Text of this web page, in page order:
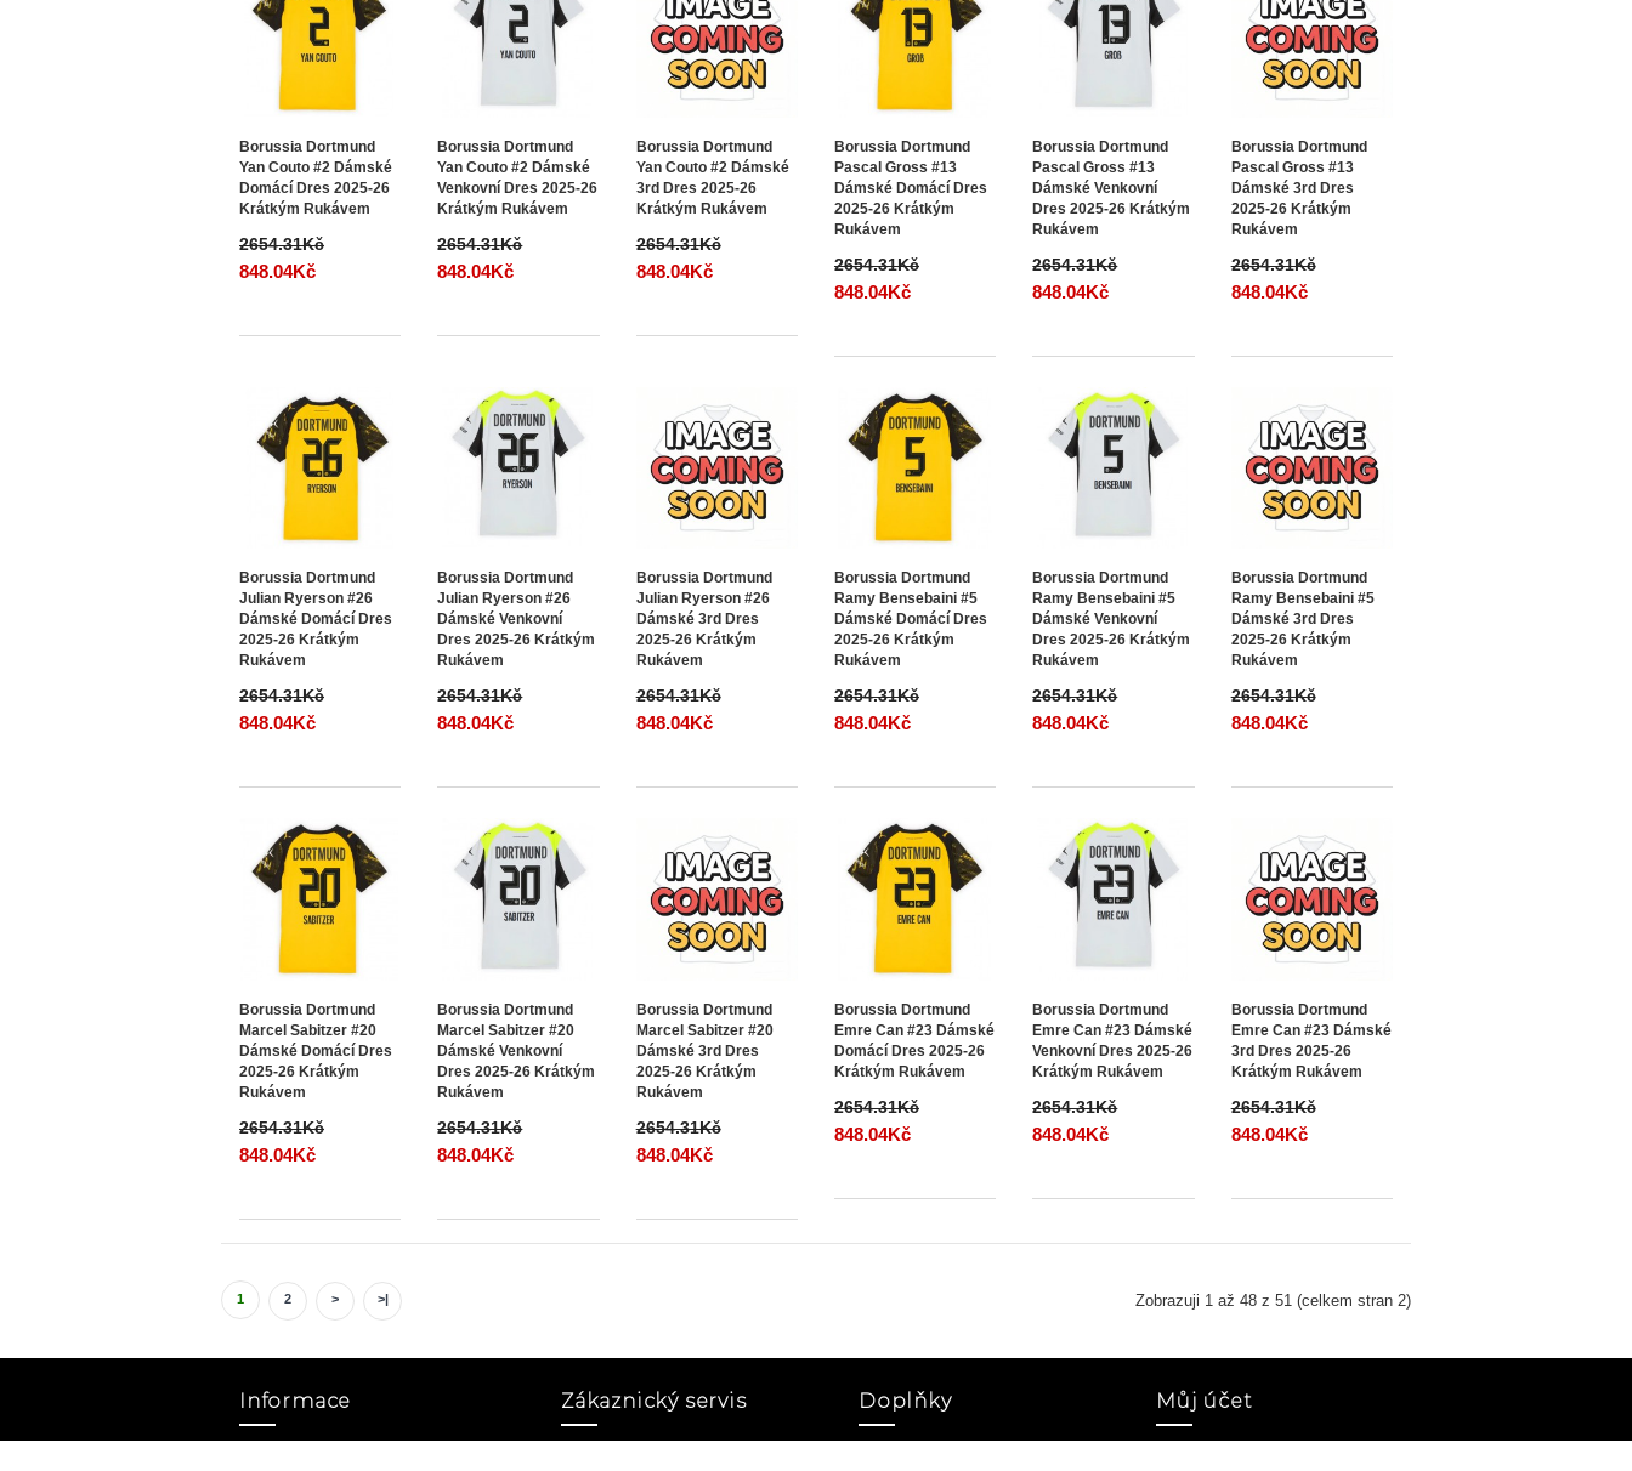
Borussia Dortmund
Yan Couto #2 Dámské
Domácí Dres 2025-26
Krátkým Rukávem
2654.31Kč
848.04Kč
Borussia Dortmund
Yan Couto #2 Dámské
Venkovní Dres 2025-26
Krátkým Rukávem
2654.31Kč
848.04Kč
Borussia Dortmund
Yan Couto #2 Dámské
3rd Dres 2025-26
Krátkým Rukávem
2654.31Kč
848.04Kč
Borussia Dortmund
Pascal Gross #13
Dámské Domácí Dres
2025-26 Krátkým
Rukávem
2654.31Kč
848.04Kč
Borussia Dortmund
Pascal Gross #13
Dámské Venkovní
Dres 2025-26 Krátkým
Rukávem
2654.31Kč
848.04Kč
Borussia Dortmund
Pascal Gross #13
Dámské 3rd Dres
2025-26 Krátkým
Rukávem
2654.31Kč
848.04Kč
Borussia Dortmund
Julian Ryerson #26
Dámské Domácí Dres
2025-26 Krátkým
Rukávem
2654.31Kč
848.04Kč
Borussia Dortmund
Julian Ryerson #26
Dámské Venkovní
Dres 2025-26 Krátkým
Rukávem
2654.31Kč
848.04Kč
Borussia Dortmund
Julian Ryerson #26
Dámské 3rd Dres
2025-26 Krátkým
Rukávem
2654.31Kč
848.04Kč
Borussia Dortmund
Ramy Bensebaini #5
Dámské Domácí Dres
2025-26 Krátkým
Rukávem
2654.31Kč
848.04Kč
Borussia Dortmund
Ramy Bensebaini #5
Dámské Venkovní
Dres 2025-26 Krátkým
Rukávem
2654.31Kč
848.04Kč
Borussia Dortmund
Ramy Bensebaini #5
Dámské 3rd Dres
2025-26 Krátkým
Rukávem
2654.31Kč
848.04Kč
Borussia Dortmund
Marcel Sabitzer #20
Dámské Domácí Dres
2025-26 Krátkým
Rukávem
2654.31Kč
848.04Kč
Borussia Dortmund
Marcel Sabitzer #20
Dámské Venkovní
Dres 2025-26 Krátkým
Rukávem
2654.31Kč
848.04Kč
Borussia Dortmund
Marcel Sabitzer #20
Dámské 3rd Dres
2025-26 Krátkým
Rukávem
2654.31Kč
848.04Kč
Borussia Dortmund
Emre Can #23 Dámské
Domácí Dres 2025-26
Krátkým Rukávem
2654.31Kč
848.04Kč
Borussia Dortmund
Emre Can #23 Dámské
Venkovní Dres 2025-26
Krátkým Rukávem
2654.31Kč
848.04Kč
Borussia Dortmund
Emre Can #23 Dámské
3rd Dres 2025-26
Krátkým Rukávem
2654.31Kč
848.04Kč
1 2 > >| Zobrazuji 1 až 48 z 51 (celkem stran 2)
Informace Zákaznický servis Doplňky Můj účet